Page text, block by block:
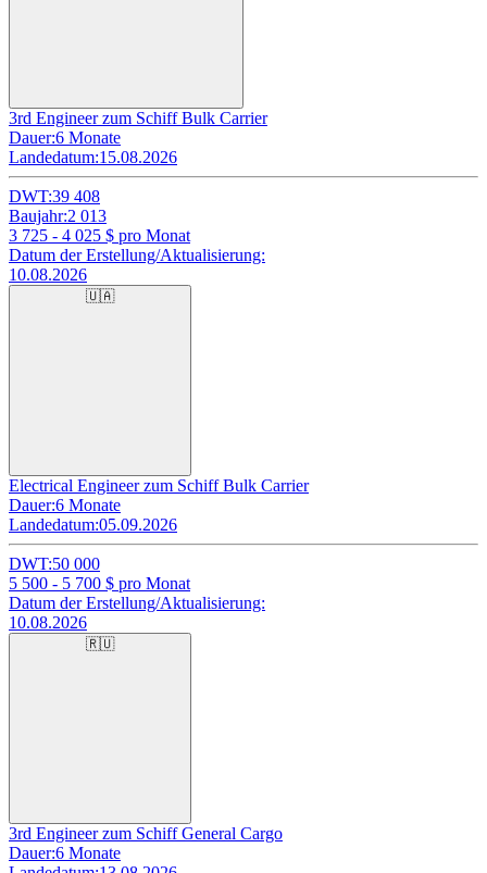
3rd Engineer zum Schiff Bulk Carrier
Dauer:6 Monate
Landedatum:15.08.2026
DWT:39 408
Baujahr:2 013
3 725 - 4 025 $ pro Monat
Datum der Erstellung/Aktualisierung:
10.08.2026
🇺🇦
Electrical Engineer zum Schiff Bulk Carrier
Dauer:6 Monate
Landedatum:05.09.2026
DWT:50 000
5 500 - 5 700 $ pro Monat
Datum der Erstellung/Aktualisierung:
10.08.2026
🇷🇺
3rd Engineer zum Schiff General Cargo
Dauer:6 Monate